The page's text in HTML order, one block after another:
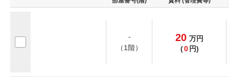
-
（1階）
20 万円
(0 円)